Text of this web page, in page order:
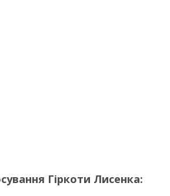
Гіркоти Лисенка: